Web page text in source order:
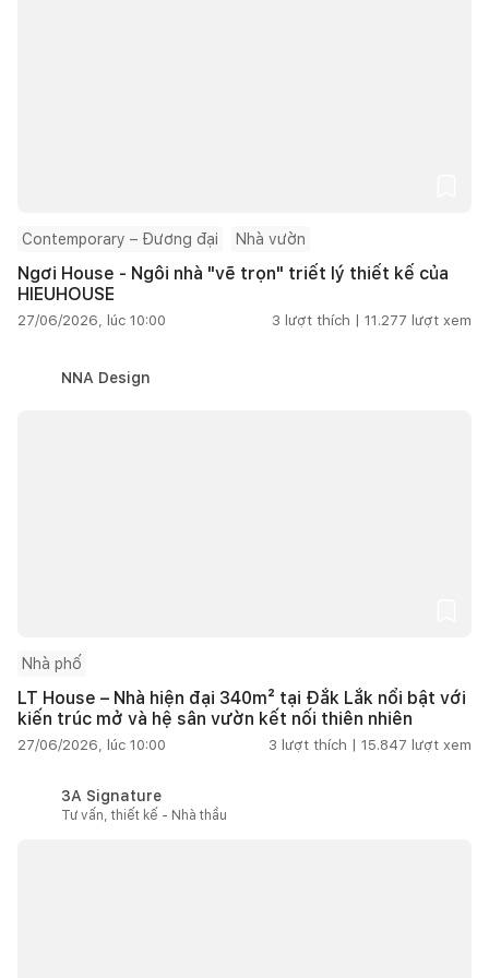
Contemporary – Đương đại Nhà vườn
Ngơi House - Ngôi nhà "vẽ trọn" triết lý thiết kế của
HIEUHOUSE
27/06/2026, lúc 10:00 3 lượt thích | 11.277 lượt xem
NNA Design
Nhà phố
LT House – Nhà hiện đại 340m² tại Đắk Lắk nổi bật với
kiến trúc mở và hệ sân vườn kết nối thiên nhiên
27/06/2026, lúc 10:00 3 lượt thích | 15.847 lượt xem
3A Signature
Tư vấn, thiết kế - Nhà thầu